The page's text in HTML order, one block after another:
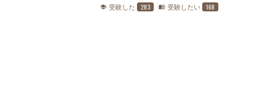
school 受験した 283 menu_book 受験したい 168